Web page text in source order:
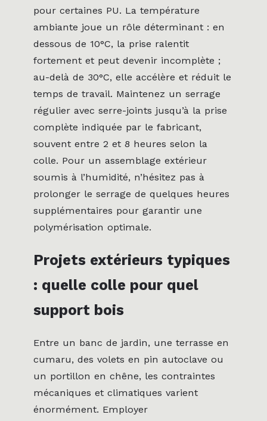
pour certaines PU. La température
ambiante joue un rôle déterminant : en
dessous de 10°C, la prise ralentit
fortement et peut devenir incomplète ;
au-delà de 30°C, elle accélère et réduit le
temps de travail. Maintenez un serrage
régulier avec serre-joints jusqu’à la prise
complète indiquée par le fabricant,
souvent entre 2 et 8 heures selon la
colle. Pour un assemblage extérieur
soumis à l’humidité, n’hésitez pas à
prolonger le serrage de quelques heures
supplémentaires pour garantir une
polymérisation optimale.
Projets extérieurs typiques
: quelle colle pour quel
support bois
Entre un banc de jardin, une terrasse en
cumaru, des volets en pin autoclave ou
un portillon en chêne, les contraintes
mécaniques et climatiques varient
énormément. Employer